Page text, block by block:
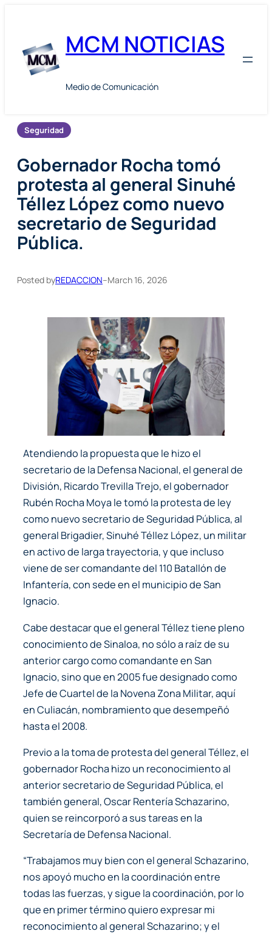
content
MCM NOTICIAS
Medio de Comunicación
Seguridad
Gobernador Rocha tomó
protesta al general Sinuhé
Téllez López como nuevo
secretario de Seguridad
Pública.
Posted byREDACCION–March 16, 2026
Atendiendo la propuesta que le hizo el
secretario de la Defensa Nacional, el general de
División, Ricardo Trevilla Trejo, el gobernador
Rubén Rocha Moya le tomó la protesta de ley
como nuevo secretario de Seguridad Pública, al
general Brigadier, Sinuhé Téllez López, un militar
en activo de larga trayectoria, y que incluso
viene de ser comandante del 110 Batallón de
Infantería, con sede en el municipio de San
Ignacio.
Cabe destacar que el general Téllez tiene pleno
conocimiento de Sinaloa, no sólo a raíz de su
anterior cargo como comandante en San
Ignacio, sino que en 2005 fue designado como
Jefe de Cuartel de la Novena Zona Militar, aquí
en Culiacán, nombramiento que desempeñó
hasta el 2008.
Previo a la toma de protesta del general Téllez, el
gobernador Rocha hizo un reconocimiento al
anterior secretario de Seguridad Pública, el
también general, Oscar Rentería Schazarino,
quien se reincorporó a sus tareas en la
Secretaría de Defensa Nacional.
“Trabajamos muy bien con el general Schazarino,
nos apoyó mucho en la coordinación entre
todas las fuerzas, y sigue la coordinación, por lo
que en primer término quiero expresar mi
reconocimiento al general Schazarino; y el